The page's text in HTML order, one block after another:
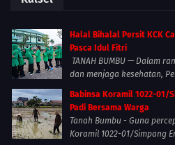
Halal Bihalal Persit KCK
Pasca Idul Fitri
TANAH BUMBU — Dalam
dan menjaga kesehatan,
Babinsa Koramil 1022-01/
Padi Bersama Warga
Tanah Bumbu - Guna
Koramil 1022-01/Simpang